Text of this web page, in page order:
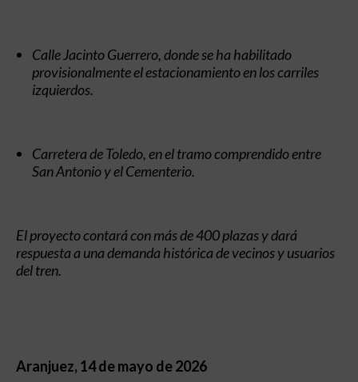
Calle Jacinto Guerrero, donde se ha habilitado
provisionalmente el estacionamiento en los carriles
izquierdos.
Carretera de Toledo, en el tramo comprendido entre
San Antonio y el Cementerio.
El proyecto contará con más de 400 plazas y dará
respuesta a una demanda histórica de vecinos y usuarios
del tren.
Aranjuez, 14 de mayo de 2026